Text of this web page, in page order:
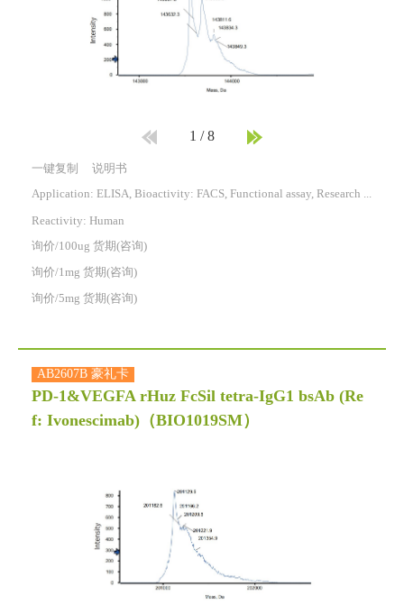
1 /8
一键复制
说明书
Application: ELISA, Bioactivity: FACS, Functional assay, Research in vivo
Reactivity: Human
询价/100ug 货期(咨询)
询价/1mg 货期(咨询)
询价/5mg 货期(咨询)
AB2607B 豪礼卡
PD-1&VEGFA rHuz FcSil tetra-IgG1 bsAb (Re
f: Ivonescimab) （BIO1019SM）